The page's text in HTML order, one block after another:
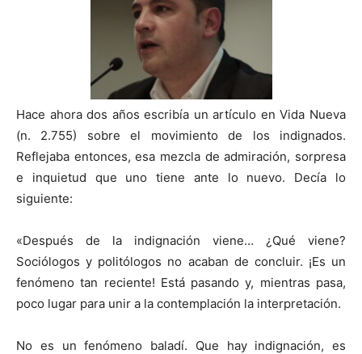
Hace ahora dos años escribía un artículo en Vida Nueva
(n. 2.755) sobre el movimiento de los indignados.
Reflejaba entonces, esa mezcla de admiración, sorpresa
e inquietud que uno tiene ante lo nuevo. Decía lo
siguiente:
«Después de la indignación viene… ¿Qué viene?
Sociólogos y politólogos no acaban de concluir. ¡Es un
fenómeno tan reciente! Está pasando y, mientras pasa,
poco lugar para unir a la contemplación la interpretación.
No es un fenómeno baladí. Que hay indignación, es